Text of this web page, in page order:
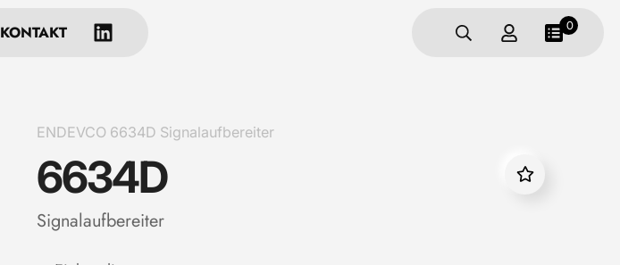
KONTAKT 0
ENDEVCO 6634D Signalaufbereiter
6634D
Signalaufbereiter